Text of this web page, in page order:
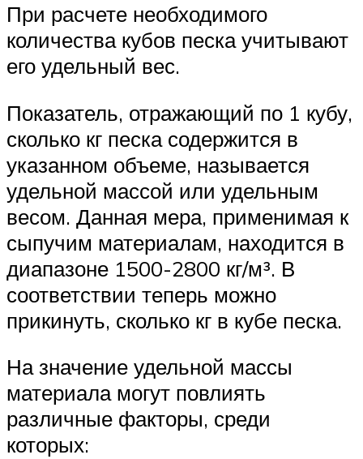
При расчете необходимого
количества кубов песка учитывают
его удельный вес.
Показатель, отражающий по 1 кубу,
сколько кг песка содержится в
указанном объеме, называется
удельной массой или удельным
весом. Данная мера, применимая к
сыпучим материалам, находится в
диапазоне 1500-2800 кг/м³. В
соответствии теперь можно
прикинуть, сколько кг в кубе песка.
На значение удельной массы
материала могут повлиять
различные факторы, среди
которых: